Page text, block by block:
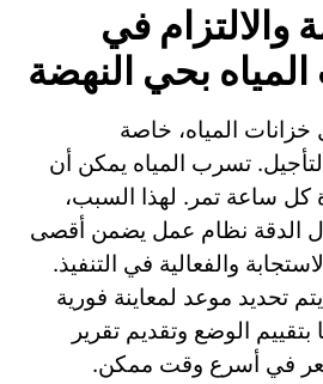
في
بحي النهضة
المياه، خاصة
تسرب المياه يمكن أن
كل ساعة تمر. لهذا السبب،
الدقة نظام عمل يضمن أقصى
والفعالية في التنفيذ.
تحديد موعد لمعاينة فورية
بتقييم الوضع وتقديم تقرير
في أسرع وقت ممكن.